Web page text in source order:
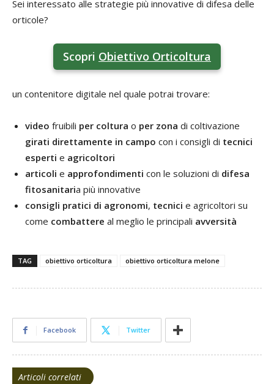
Sei interessato alle strategie più innovative di difesa delle
orticole?
Scopri Obiettivo Orticoltura
un contenitore digitale nel quale potrai trovare:
video fruibili per coltura o per zona di coltivazione
girati direttamente in campo con i consigli di tecnici
esperti e agricoltori
articoli e approfondimenti con le soluzioni di difesa
fitosanitaria più innovative
consigli pratici di agronomi, tecnici e agricoltori su
come combattere al meglio le principali avversità
TAG obiettivo orticoltura obiettivo orticoltura melone
Facebook Twitter
Articoli correlati